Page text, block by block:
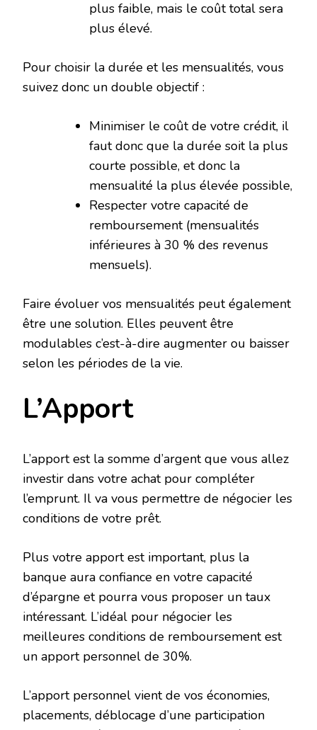
plus faible, mais le coût total sera
plus élevé.
Pour choisir la durée et les mensualités, vous
suivez donc un double objectif :
Minimiser le coût de votre crédit, il
faut donc que la durée soit la plus
courte possible, et donc la
mensualité la plus élevée possible,
Respecter votre capacité de
remboursement (mensualités
inférieures à 30 % des revenus
mensuels).
Faire évoluer vos mensualités peut également
être une solution. Elles peuvent être
modulables c’est-à-dire augmenter ou baisser
selon les périodes de la vie.
L’Apport
L’apport est la somme d’argent que vous allez
investir dans votre achat pour compléter
l’emprunt. Il va vous permettre de négocier les
conditions de votre prêt.
Plus votre apport est important, plus la
banque aura confiance en votre capacité
d’épargne et pourra vous proposer un taux
intéressant. L’idéal pour négocier les
meilleures conditions de remboursement est
un apport personnel de 30%.
L’apport personnel vient de vos économies,
placements, déblocage d’une participation